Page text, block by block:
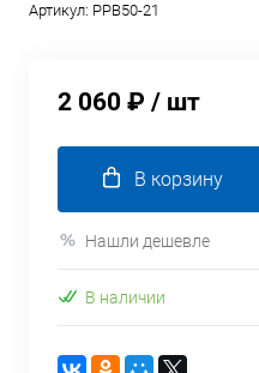
Артикул: PPB50-21
2 060 ₽ / шт
В корзину
Нашли дешевле
В наличии